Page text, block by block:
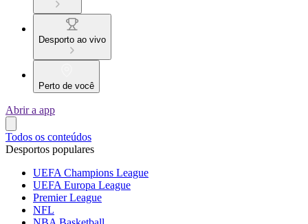
Desporto ao vivo
Perto de você
Abrir a app
Todos os conteúdos
Desportos populares
UEFA Champions League
UEFA Europa League
Premier League
NFL